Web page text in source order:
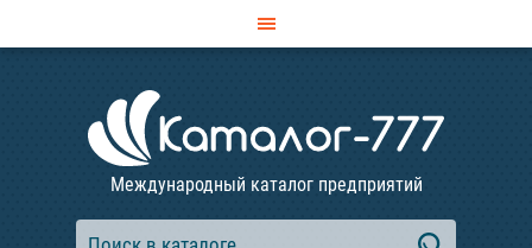
Международный каталог предприятий